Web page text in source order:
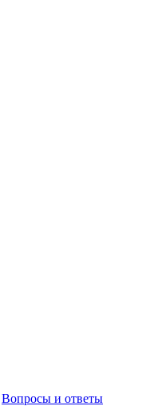
Вопросы и ответы